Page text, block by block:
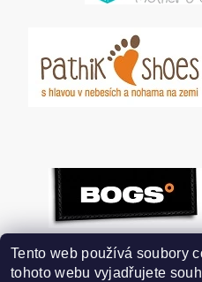
Tento web používá soubory
tohoto webu vyjadřujete